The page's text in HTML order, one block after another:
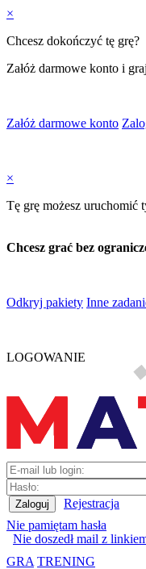
×
Chcesz dokończyć tę grę?
Załóż darmowe konto i
Załóż darmowe konto
×
Tę grę możesz uruchomić
Chcesz grać bez
Odkryj pakiety Inne
LOGOWANIE
Rejestracja
Nie pamiętam hasła
Nie doszedł mail z
GRA TRENING